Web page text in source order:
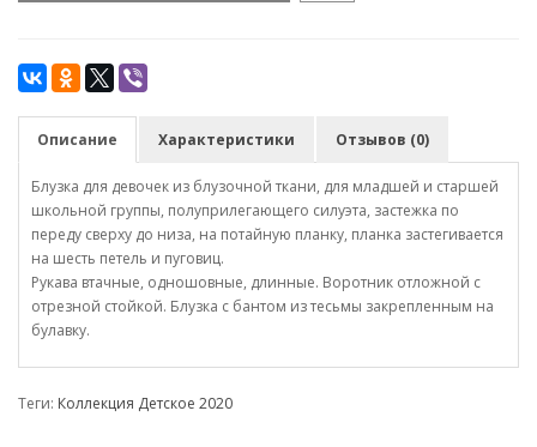
Описание Характеристики Отзывов (0)
Блузка для девочек из блузочной ткани, для младшей и старшей
школьной группы, полуприлегающего силуэта, застежка по
переду сверху до низа, на потайную планку, планка застегивается
на шесть петель и пуговиц.
Рукава втачные, одношовные, длинные. Воротник отложной с
отрезной стойкой. Блузка с бантом из тесьмы закрепленным на
булавку.
Теги: Коллекция Детское 2020